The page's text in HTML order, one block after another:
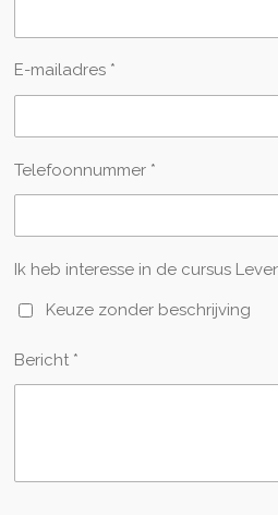
E-mailadres *
Telefoonnummer *
Ik heb interesse in de cursus
Keuze zonder beschrijving
Bericht *